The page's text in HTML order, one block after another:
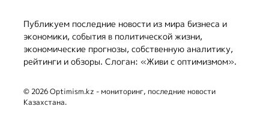
Публикуем последние новости из мира бизнеса и
экономики, события в политической жизни,
экономические прогнозы, собственную аналитику,
рейтинги и обзоры. Слоган: «Живи с оптимизмом».
© 2026 Optimism.kz - мониторинг, последние новости
Казахстана.